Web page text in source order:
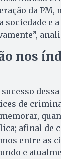
da PM,
sociedade e
nos
de
afinal de
entre as
e